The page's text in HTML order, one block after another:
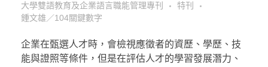
大學雙語教育及企業語言職能管理專刊
特刊
鍾文雄／104關鍵數字
企業在甄選人才時，會檢視應徵者的資歷、學歷、技
能與證照等條件，但是在評估人才的學習發展潛力、